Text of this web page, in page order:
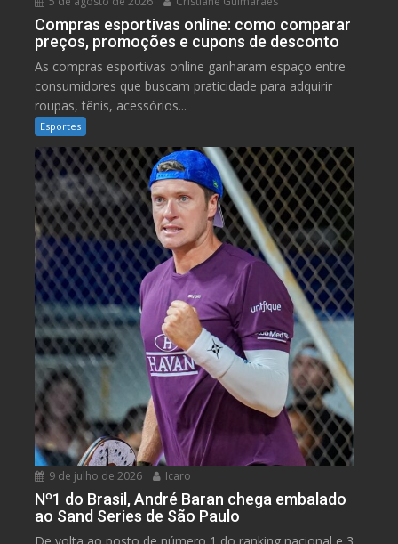
Compras esportivas online: como comparar
preços, promoções e cupons de desconto
As compras esportivas online ganharam espaço entre
consumidores que buscam praticidade para adquirir
roupas, tênis, acessórios...
Esportes
9 de julho de 2026 Icaro
Nº1 do Brasil, André Baran chega embalado
ao Sand Series de São Paulo